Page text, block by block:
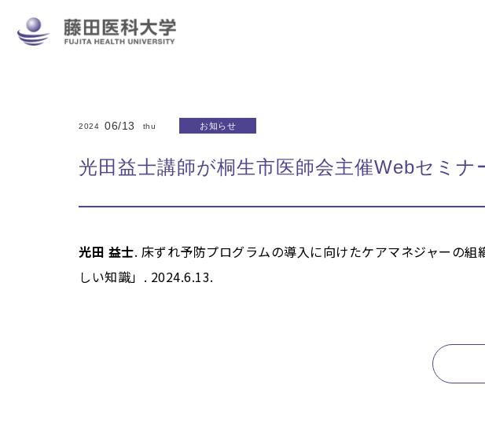
2024 06/13 thu お知らせ
光田益士講師が桐生市医師会主催Webセミナ
光田 益士. 床ずれ予防プログラムの導入に向けたケアマネジャーの
しい知識」. 2024.6.13.